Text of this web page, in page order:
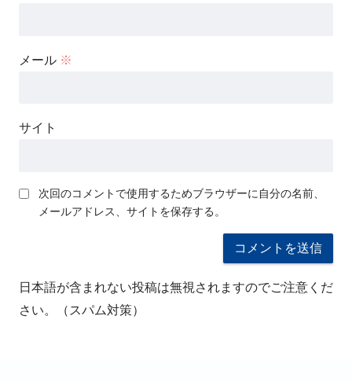
メール ※
サイト
次回のコメントで使用するためブラウザーに自分の名前、
メールアドレス、サイトを保存する。
日本語が含まれない投稿は無視されますのでご注意くだ
さい。（スパム対策）